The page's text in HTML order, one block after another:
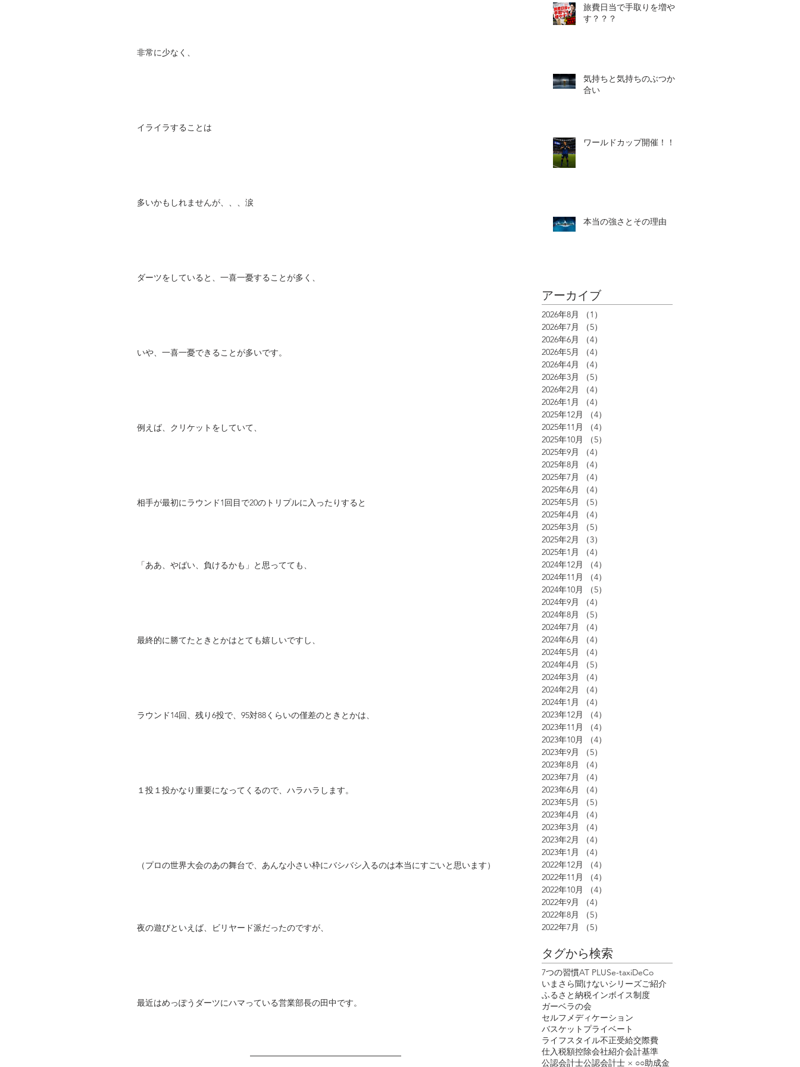
非常に少なく、
イライラすることは
多いかもしれませんが、、、涙
ダーツをしていると、一喜一憂することが多く、
いや、一喜一憂できることが多いです。
例えば、クリケットをしていて、
相手が最初にラウンド1回目で20のトリプルに入ったりすると
「ああ、やばい、負けるかも」と思ってても、
最終的に勝てたときとかはとても嬉しいですし、
ラウンド14回、残り6投で、95対88くらいの僅差のときとかは、
１投１投かなり重要になってくるので、ハラハラします。
（プロの世界大会のあの舞台で、あんな小さい枠にバシバシ入るのは本当にすごいと思います）
夜の遊びといえば、ビリヤード派だったのですが、
最近はめっぽうダーツにハマっている営業部長の田中です。
旅費日当で手取りを増や
す？？？
気持ちと気持ちのぶつかり
合い
ワールドカップ開催！！！
本当の強さとその理由
アーカイブ
2026年8月 （1）
2026年7月
（5）
2026年6月
（4）
2026年5月
（4）
2026年4月
（4）
2026年3月
（5）
2026年2月
（4）
2026年1月
（4）
2025年12月
（4）
2025年11月
（4）
2025年10月
（5）
2025年9月
（4）
2025年8月
（4）
2025年7月
（4）
2025年6月
（4）
2025年5月
（5）
2025年4月
（4）
2025年3月
（5）
2025年2月
（3）
2025年1月
（4）
2024年12月
（4）
2024年11月
（4）
2024年10月
（5）
2024年9月
（4）
2024年8月
（5）
2024年7月
（4）
2024年6月
（4）
2024年5月
（4）
2024年4月
（5）
2024年3月
（4）
2024年2月
（4）
2024年1月
（4）
2023年12月
（4）
2023年11月
（4）
2023年10月
（4）
2023年9月
（5）
2023年8月
（4）
2023年7月
（4）
2023年6月
（4）
2023年5月
（5）
2023年4月
（4）
2023年3月
（4）
2023年2月
（4）
2023年1月
（4）
2022年12月
（4）
2022年11月
（4）
2022年10月
（4）
2022年9月
（4）
2022年8月
（5）
2022年7月
（5）
タグから検索
7つの習慣AT PLUSe-taxiDeCo
いまさら聞けないシリーズご紹介
ふるさと納税インボイス制度
ガーベラの会
セルフメディケーション
バスケット プライベート
ライフスタイル不正受給交際費
仕入税額控除会社紹介会計基準
公認会計士公認会計士 × ○○助成金